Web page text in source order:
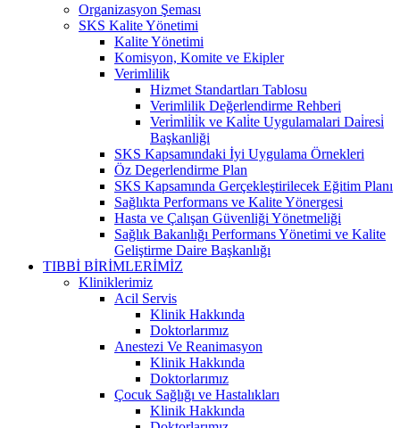
Organizasyon Şeması
SKS Kalite Yönetimi
Kalite Yönetimi
Komisyon, Komite ve Ekipler
Verimlilik
Hizmet Standartları Tablosu
Verimlilik Değerlendirme Rehberi
Veri̇mli̇li̇k ve Kali̇te Uygulamalari Dai̇resi̇
Başkanliği
SKS Kapsamındaki İyi Uygulama Örnekleri
Öz Degerlendirme Plan
SKS Kapsamında Gerçekleştirilecek Eğitim Planı
Sağlıkta Performans ve Kalite Yönergesi
Hasta ve Çalışan Güvenliği Yönetmeliği
Sağlık Bakanlığı Performans Yönetimi ve Kalite
Geliştirme Daire Başkanlığı
TIBBİ BİRİMLERİMİZ
Kliniklerimiz
Acil Servis
Klinik Hakkında
Doktorlarımız
Anestezi Ve Reanimasyon
Klinik Hakkında
Doktorlarımız
Çocuk Sağlığı ve Hastalıkları
Klinik Hakkında